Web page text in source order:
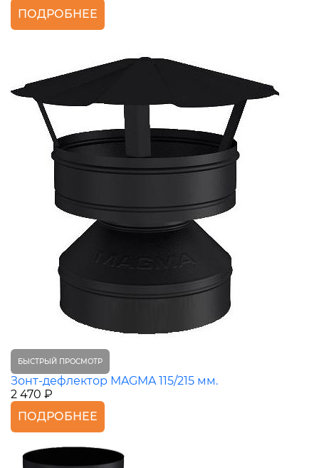
ПОДРОБНЕЕ
БЫСТРЫЙ ПРОСМОТР
Зонт-дефлектор MAGMA 115/215 мм.
2 470 ₽
ПОДРОБНЕЕ